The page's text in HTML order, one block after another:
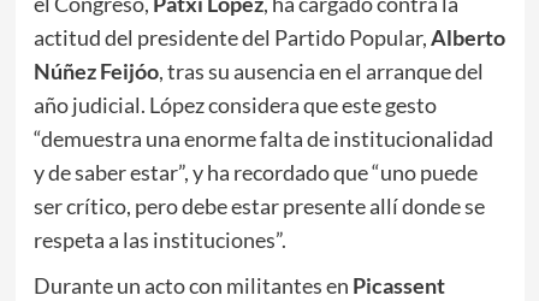
actitud del presidente del Partido Popular,Alberto
Núñez Feijóo, tras su ausencia en el arranque del
año judicial. López considera que este gesto
“demuestra una enorme falta de institucionalidad
y de saber estar”, y ha recordado que “uno puede
ser crítico, pero debe estar presente allí donde se
respeta a las instituciones”.
Durante un acto con militantes en Picassent